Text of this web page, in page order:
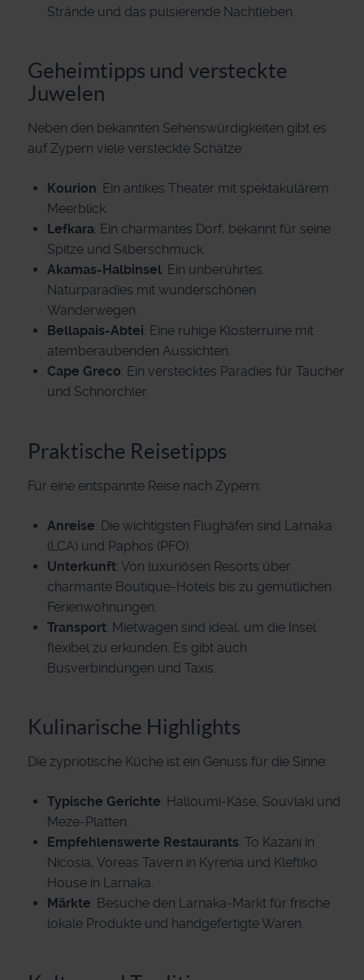
Strände und das pulsierende Nachtleben.
Geheimtipps und versteckte
Juwelen
Neben den bekannten Sehenswürdigkeiten gibt es
auf Zypern viele versteckte Schätze:
Kourion: Ein antikes Theater mit spektakulärem
Meerblick.
Lefkara: Ein charmantes Dorf, bekannt für seine
Spitze und Silberschmuck.
Akamas-Halbinsel: Ein unberührtes
Naturparadies mit wunderschönen
Wanderwegen.
Bellapais-Abtei: Eine ruhige Klosterruine mit
atemberaubenden Aussichten.
Cape Greco: Ein verstecktes Paradies für Taucher
und Schnorchler.
Praktische Reisetipps
Für eine entspannte Reise nach Zypern:
Anreise: Die wichtigsten Flughäfen sind Larnaka
(LCA) und Paphos (PFO).
Unterkunft: Von luxuriösen Resorts über
charmante Boutique-Hotels bis zu gemütlichen
Ferienwohnungen.
Transport: Mietwagen sind ideal, um die Insel
flexibel zu erkunden. Es gibt auch
Busverbindungen und Taxis.
Kulinarische Highlights
Die zypriotische Küche ist ein Genuss für die Sinne:
Typische Gerichte: Halloumi-Käse, Souvlaki und
Meze-Platten.
Empfehlenswerte Restaurants: To Kazani in
Nicosia, Voreas Tavern in Kyrenia und Kleftiko
House in Larnaka.
Märkte: Besuche den Larnaka-Markt für frische
lokale Produkte und handgefertigte Waren.